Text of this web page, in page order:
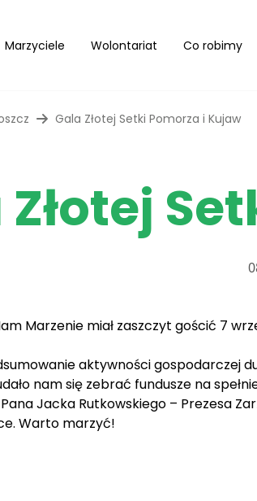
Marzyciele Wolontariat Co robimy
Gala Złotej Setki Pomorza i Kujaw
Marzenie miał zaszczyt gościć 7
aktywności gospodarczej
nam się zebrać fundusze na
Jacka Rutkowskiego – Prezesa
Warto marzyć!